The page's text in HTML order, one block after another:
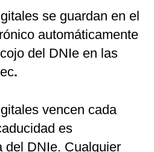
se guardan en el
automáticamente
del DNIe en las
.
vencen cada
es
del DNIe. Cualquier